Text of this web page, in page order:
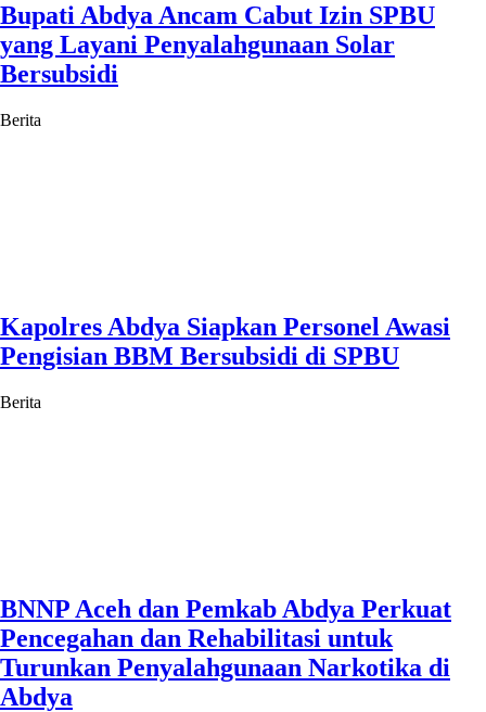
Bupati Abdya Ancam Cabut Izin SPBU
yang Layani Penyalahgunaan Solar
Bersubsidi
Berita
Kapolres Abdya Siapkan Personel Awasi
Pengisian BBM Bersubsidi di SPBU
Berita
BNNP Aceh dan Pemkab Abdya Perkuat
Pencegahan dan Rehabilitasi untuk
Turunkan Penyalahgunaan Narkotika di
Abdya